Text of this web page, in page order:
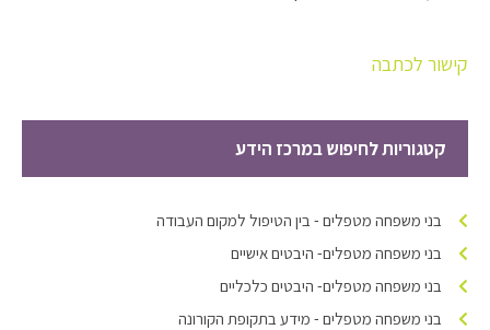
קישור לכתבה
קטגוריות לחיפוש במרכז הידע
בני משפחה מטפלים - בין הטיפול למקום העבודה
בני משפחה מטפלים- היבטים אישיים
בני משפחה מטפלים- היבטים כלכליים
בני משפחה מטפלים - מידע בתקופת הקורונה